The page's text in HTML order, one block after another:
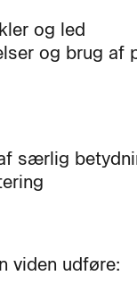
og led
og brug af
særlig
viden udføre: